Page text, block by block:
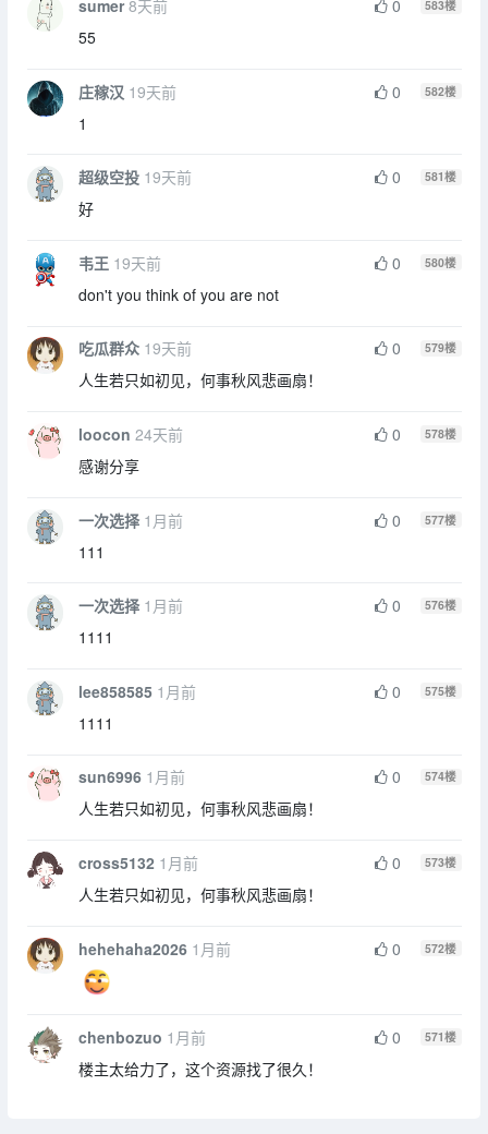
sumer 8天前 0 583楼
55
庄稼汉 19天前 0 582楼
1
超级空投 19天前 0 581楼
好
韦王 19天前 0 580楼
don't you think of you are not
吃瓜群众 19天前 0 579楼
人生若只如初见，何事秋风悲画扇！
loocon 24天前 0 578楼
感谢分享
一次选择 1月前 0 577楼
111
一次选择 1月前 0 576楼
1111
lee858585 1月前 0 575楼
1111
sun6996 1月前 0 574楼
人生若只如初见，何事秋风悲画扇！
cross5132 1月前 0 573楼
人生若只如初见，何事秋风悲画扇！
hehehaha2026 1月前 0 572楼
chenbozuo 1月前 0 571楼
楼主太给力了，这个资源找了很久！